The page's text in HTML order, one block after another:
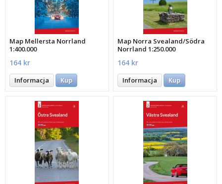
Map Mellersta Norrland
1:400.000
164 kr
Informacja Kup
Map Norra Svealand/Södra
Norrland 1:250.000
164 kr
Informacja Kup